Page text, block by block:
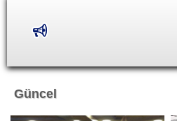
Güncel